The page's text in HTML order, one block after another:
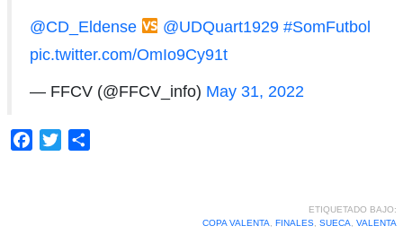
@CD_Eldense @UDQuart1929 #SomFutbol
pic.twitter.com/OmIo9Cy91t
— FFCV (@FFCV_info) May 31, 2022
Facebook
Twitter
ETIQUETADO BAJO:
COPA VALENTA
FINALES, SUECA VALENTA